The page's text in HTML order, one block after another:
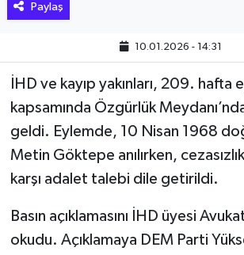
Paylaş
10.01.2026 - 14:31
İHD ve kayıp yakınları, 209. hafta
kapsamında Özgürlük
geldi. Eylemde, 10 Nisan 1968
Metin Göktepe anılırken,
karşı adalet talebi dile getirildi.
Basın açıklamasını İHD üyesi
okudu. Açıklamaya DEM Parti
POLİTİKA
REKLAM